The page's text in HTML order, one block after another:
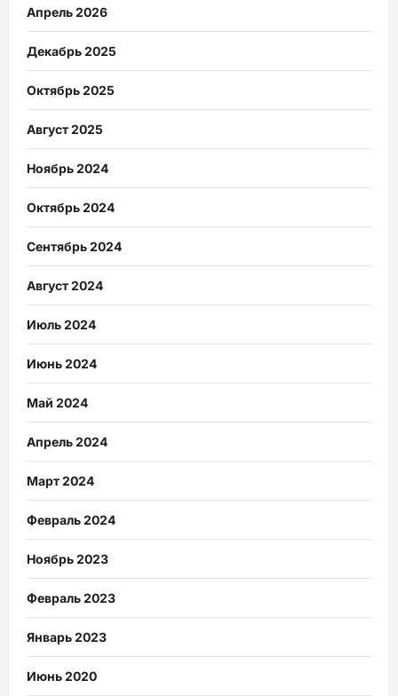
Апрель 2026
Декабрь 2025
Октябрь 2025
Август 2025
Ноябрь 2024
Октябрь 2024
Сентябрь 2024
Август 2024
Июль 2024
Июнь 2024
Май 2024
Апрель 2024
Март 2024
Февраль 2024
Ноябрь 2023
Февраль 2023
Январь 2023
Июнь 2020